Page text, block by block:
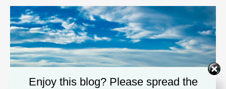
Enjoy this blog? Please spread the